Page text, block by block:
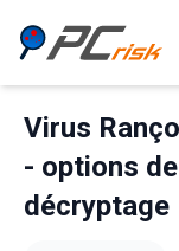
Virus
- options
décryptage